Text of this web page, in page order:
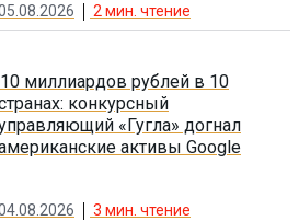
2 мин. чтение
10 миллиардов рублей в 10
конкурсный
«Гугла» догнал
активы Google
3 мин. чтение